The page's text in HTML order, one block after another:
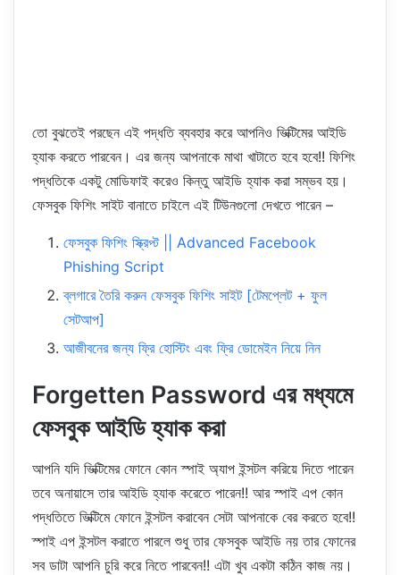
তো বুঝতেই পরছেন এই পদ্ধতি ব্যবহার করে আপনিও ভিক্টিমের আইডি
হ্যাক করতে পারবেন। এর জন্য আপনাকে মাথা খাটাতে হবে হবে!! ফিশিং
পদ্ধতিকে একটু মোডিফাই করেও কিন্তু আইডি হ্যাক করা সম্ভব হয়।
ফেসবুক ফিশিং সাইট বানাতে চাইলে এই টিউনগুলো দেখতে পারেন –
ফেসবুক ফিশিং স্ক্রিপ্ট || Advanced Facebook
Phishing Script
ব্লগারে তৈরি করুন ফেসবুক ফিশিং সাইট [টেমপ্লেট + ফুল
সেটআপ]
আজীবনের জন্য ফ্রি হোস্টিং এবং ফ্রি ডোমেইন নিয়ে নিন
Forgetten Password এর মধ্যমে
ফেসবুক আইডি হ্যাক করা
আপনি যদি ভিক্টিমের ফোনে কোন স্পাই অ্যাপ ইন্সটল করিয়ে দিতে পারেন
তবে অনায়াসে তার আইডি হ্যাক করেতে পারেন!! আর স্পাই এপ কোন
পদ্ধতিতে ভিক্টিমে ফোনে ইন্সটল করাবেন সেটা আপনাকে বের করতে হবে!!
স্পাই এপ ইন্সটল করাতে পারলে শুধু তার ফেসবুক আইডি নয় তার ফোনের
সব ডাটা আপনি চুরি করে নিতে পারবেন!! এটা খুব একটা কঠিন কাজ নয়।